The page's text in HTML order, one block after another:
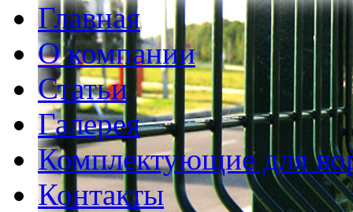
Главная
О компании
Статьи
Галерея
Комплектующие для
Контакты